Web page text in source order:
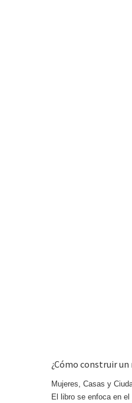
¿Cómo construir
Mujeres, Casas y
El libro se enfoca en